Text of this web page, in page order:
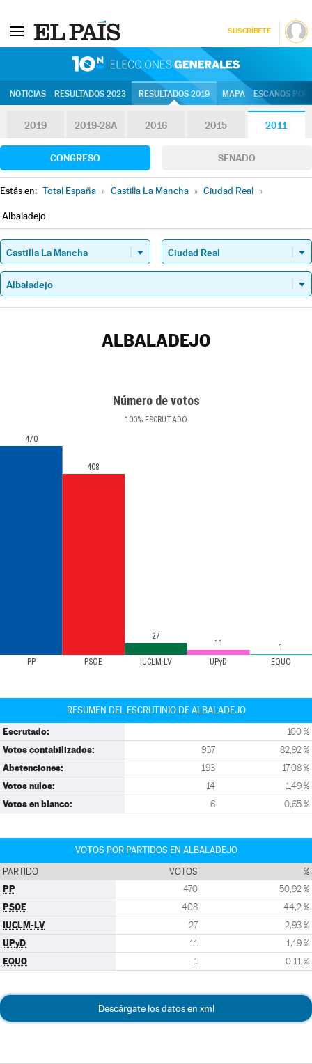
SUSCRÍBETE
NOTICIAS RESULTADOS 2023 RESULTADOS 2019 MAPA ESCAÑOS
2019 2019-28A 2016 2015 2011
CONGRESO SENADO
Estás en: Total España » Castilla La Mancha » Ciudad Real »
Albaladejo
ALBALADEJO
Número de votos
100% ESCRUTADO
PP PSOE IUCLM-LV UPyD EQUO
470
408
27
11 1
RESUMEN DEL ESCRUTINIO DE ALBALADEJO
Escrutado: 100 %
Votos contabilizados: 937 82,92 %
Abstenciones: 193 17,08 %
Votos nulos: 14 1,49 %
Votos en blanco: 6 0,65 %
VOTOS POR PARTIDOS EN ALBALADEJO
PARTIDO VOTOS %
PP 470 50,92 %
PSOE 408 44,2 %
IUCLM-LV 27 2,93 %
UPyD 11 1,19 %
EQUO 1 0,11 %
Descárgate los datos en xml